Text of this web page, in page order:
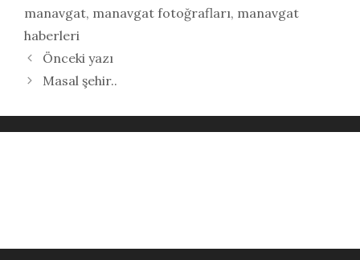
manavgat, manavgat fotoğrafları, manavgat
haberleri
Önceki yazı
Masal şehir..